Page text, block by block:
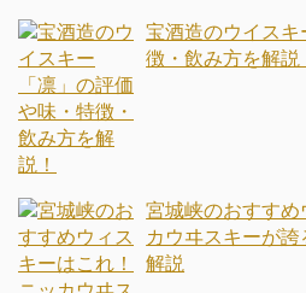
宝酒造のウイス
徴・飲み方を解説
宮城峡のおすす
カウヰスキーが
解説